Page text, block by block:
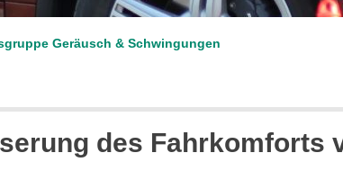
Geräusch & Schwingungen
des Fahrkomforts